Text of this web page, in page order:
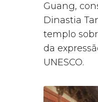
Guang,
Dinastia
templo
da
UNESCO.